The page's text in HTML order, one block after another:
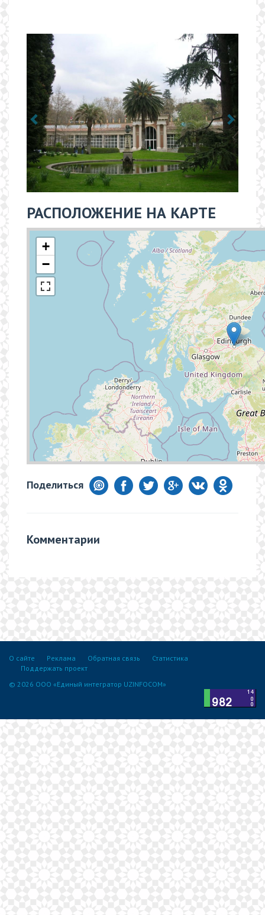
РАСПОЛОЖЕНИЕ НА КАРТЕ
+
−
Поделиться
Комментарии
О сайте Реклама Обратная связь
Статистика
Поддержать проект
© 2026 ООО «Единый интегратор UZINFOCOM»